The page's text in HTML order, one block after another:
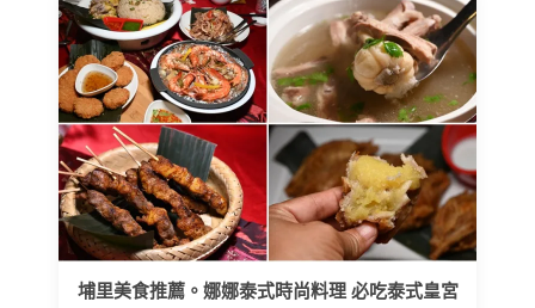
埔里美食推薦。娜娜泰式時尚料理 必吃泰式皇宮